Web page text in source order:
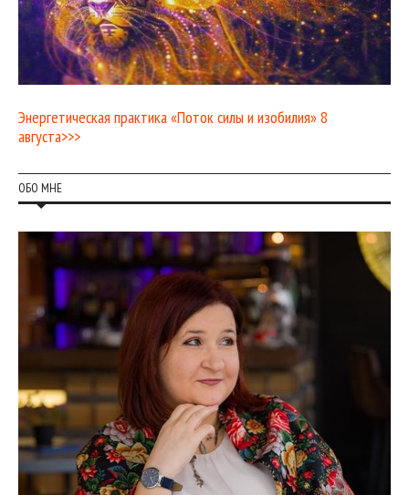
Энергетическая практика «Поток силы и изобилия» 8
августа>>>
ОБО МНЕ